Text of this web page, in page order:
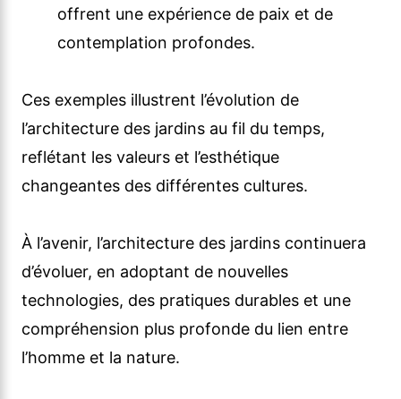
offrent une expérience de paix et de
contemplation profondes.
Ces exemples illustrent l’évolution de
l’architecture des jardins au fil du temps,
reflétant les valeurs et l’esthétique
changeantes des différentes cultures.
À l’avenir, l’architecture des jardins continuera
d’évoluer, en adoptant de nouvelles
technologies, des pratiques durables et une
compréhension plus profonde du lien entre
l’homme et la nature.